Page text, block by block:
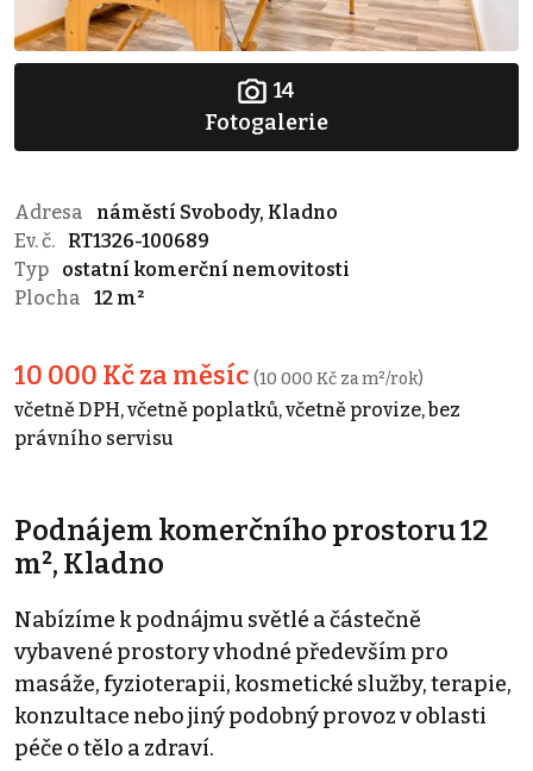
14
Fotogalerie
Adresa
náměstí Svobody, Kladno
Ev. č.
RT1326-100689
Typ
ostatní komerční nemovitosti
Plocha
12 m²
10 000 Kč za měsíc (10 000 Kč za m²/rok)
včetně DPH, včetně poplatků, včetně provize, bez
právního servisu
Podnájem komerčního prostoru 12
m², Kladno
Nabízíme k podnájmu světlé a částečně
vybavené prostory vhodné především pro
masáže, fyzioterapii, kosmetické služby, terapie,
konzultace nebo jiný podobný provoz v oblasti
péče o tělo a zdraví.